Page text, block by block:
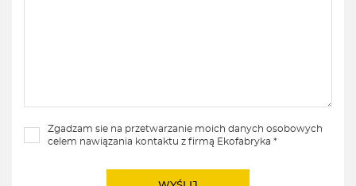
Zgadzam sie na przetwarzanie moich danych osobowych
celem nawiązania kontaktu z firmą Ekofabryka *